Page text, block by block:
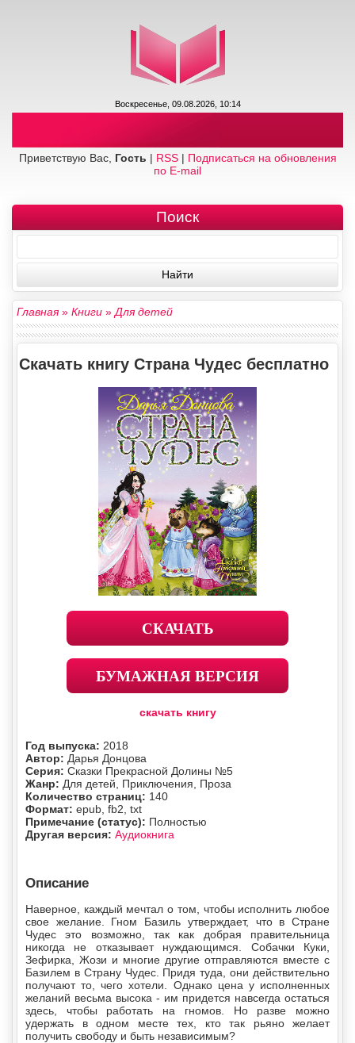
Воскресенье, 09.08.2026, 10:14
Приветствую Вас, Гость | RSS| Подписаться на обновления
по E-mail
Поиск
Главная» Книги »Для детей
Скачать книгу Страна Чудес бесплатно
СКАЧАТЬ
БУМАЖНАЯ ВЕРСИЯ
скачать книгу
Год выпуска: 2018
Автор: Дарья Донцова
Серия: Сказки Прекрасной Долины №5
Жанр: Для детей, Приключения, Проза
Количество страниц: 140
Формат: epub, fb2, txt
Примечание (статус): Полностью
Другая версия: Аудиокнига
Описание
Наверное, каждый мечтал о том, чтобы исполнить любое
свое желание. Гном Базиль утверждает, что в Стране
Чудес это возможно, так как добрая правительница
никогда не отказывает нуждающимся. Собачки Куки,
Зефирка, Жози и многие другие отправляются вместе с
Базилем в Страну Чудес. Придя туда, они действительно
получают то, чего хотели. Однако цена у исполненных
желаний весьма высока - им придется навсегда остаться
здесь, чтобы работать на гномов. Но разве можно
удержать в одном месте тех, кто так рьяно желает
получить свободу и быть независимым?